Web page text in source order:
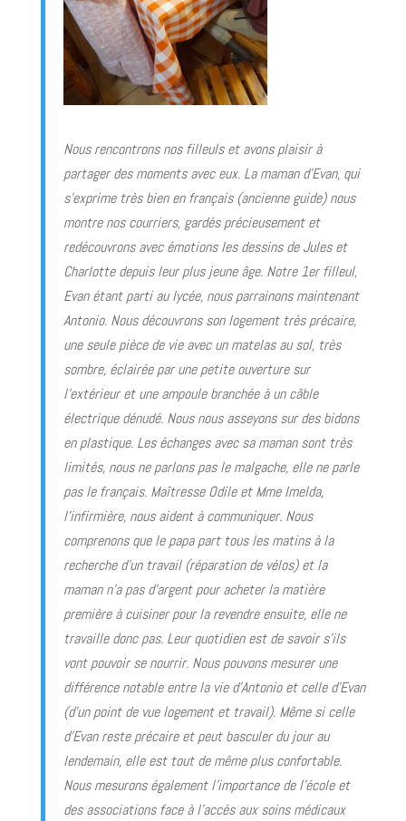
Nous rencontrons nos filleuls et avons plaisir à
partager des moments avec eux. La maman d’Evan, qui
s’exprime très bien en français (ancienne guide) nous
montre nos courriers, gardés précieusement et
redécouvrons avec émotions les dessins de Jules et
Charlotte depuis leur plus jeune âge. Notre 1er filleul,
Evan étant parti au lycée, nous parrainons maintenant
Antonio. Nous découvrons son logement très précaire,
une seule pièce de vie avec un matelas au sol, très
sombre, éclairée par une petite ouverture sur
l’extérieur et une ampoule branchée à un câble
électrique dénudé. Nous nous asseyons sur des bidons
en plastique. Les échanges avec sa maman sont très
limités, nous ne parlons pas le malgache, elle ne parle
pas le français. Maîtresse Odile et Mme Imelda,
l’infirmière, nous aident à communiquer. Nous
comprenons que le papa part tous les matins à la
recherche d’un travail (réparation de vélos) et la
maman n’a pas d’argent pour acheter la matière
première à cuisiner pour la revendre ensuite, elle ne
travaille donc pas. Leur quotidien est de savoir s’ils
vont pouvoir se nourrir. Nous pouvons mesurer une
différence notable entre la vie d’Antonio et celle d’Evan
(d’un point de vue logement et travail). Même si celle
d’Evan reste précaire et peut basculer du jour au
lendemain, elle est tout de même plus confortable.
Nous mesurons également l’importance de l’école et
des associations face à l’accès aux soins médicaux